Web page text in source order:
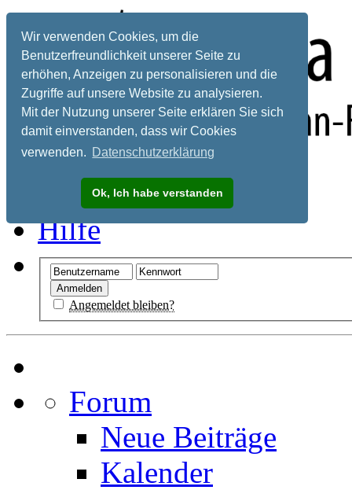
Wir verwenden Cookies, um die
Benutzerfreundlichkeit unserer Seite zu
erhöhen, Anzeigen zu personalisieren und die
Zugriffe auf unsere Website zu analysieren.
Mit der Nutzung unserer Seite erklären Sie sich
damit einverstanden, dass wir Cookies
verwenden. Datenschutzerklärung
Ok, Ich habe verstanden
Registrieren
Hilfe
Angemeldet bleiben?
Forum
Neue Beiträge
Kalender